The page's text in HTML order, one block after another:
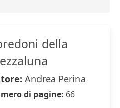
della
Andrea Perina
di pagine: 66